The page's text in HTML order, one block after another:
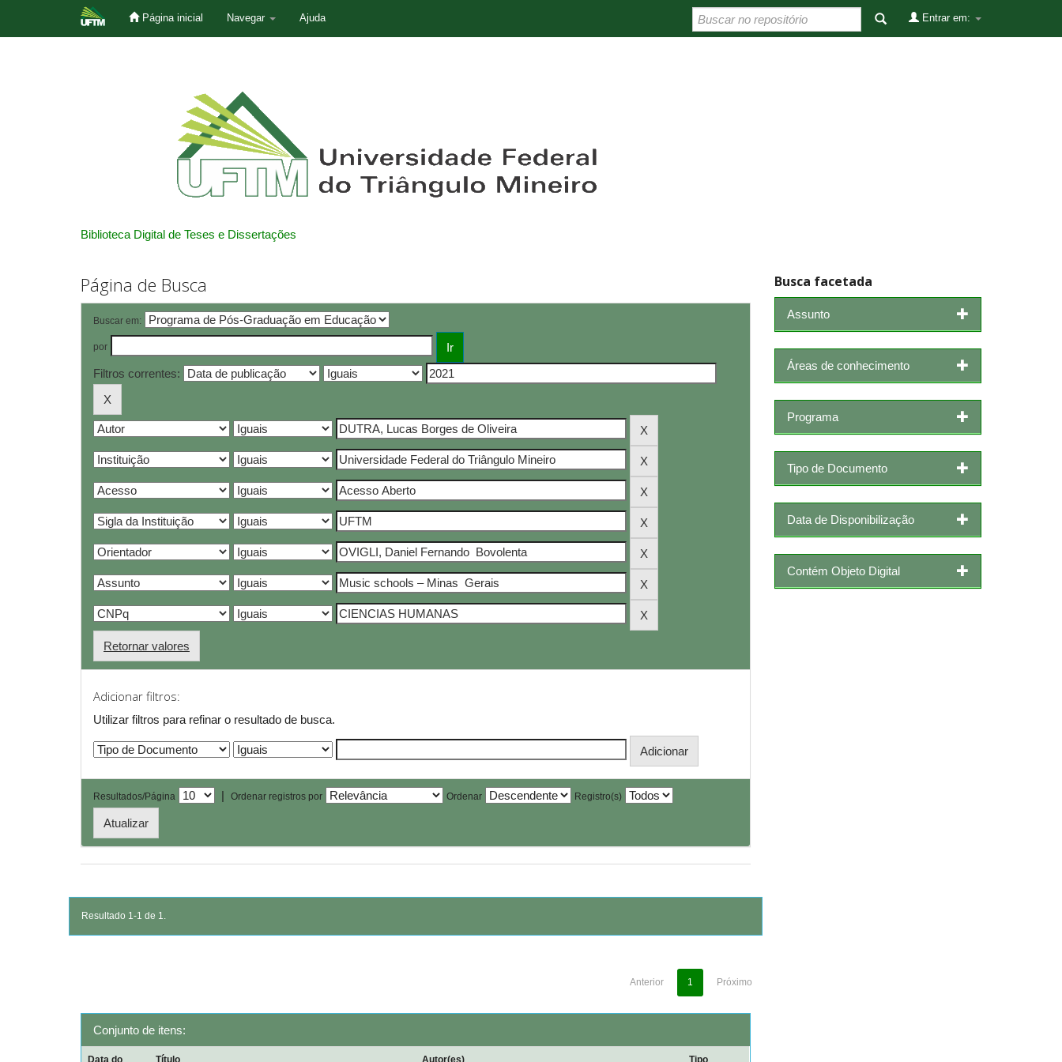
Página inicial Navegar Ajuda Entrar em:
Biblioteca Digital de Teses e Dissertações
Página de Busca
Buscar em:
por
Filtros correntes:
Retornar valores
Adicionar filtros:
Utilizar filtros para refinar o resultado de busca.
Resultados/Página | Ordenar registros por Ordenar Registro(s)
Resultado 1-1 de 1.
Anterior 1 Próximo
Conjunto de itens:
Data do Título Autor(es) Tipo
Busca facetada
Assunto
Áreas de conhecimento
Programa
Tipo de Documento
Data de Disponibilização
Contém Objeto Digital